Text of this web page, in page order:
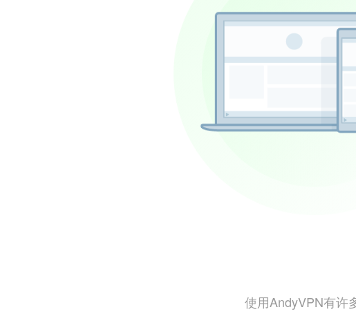
使用AndyVPN有许